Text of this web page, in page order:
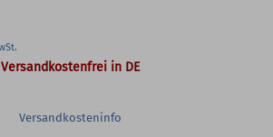
Versandkostenfrei in DE
Versandkosteninfo